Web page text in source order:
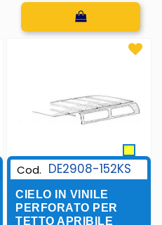
Quantità
Cod. DE2908-152KS
CIELO IN VINILE
PERFORATO PER
TETTO APRIBILE